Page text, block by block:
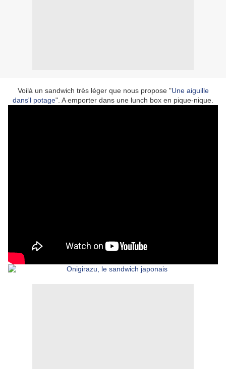
Voilà un sandwich très léger que nous propose "Une aiguille
dans'l potage". A emporter dans une lunch box en pique-nique.